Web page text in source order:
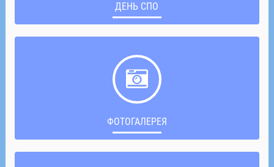
ДЕНЬ СПО
ФОТОГАЛЕРЕЯ